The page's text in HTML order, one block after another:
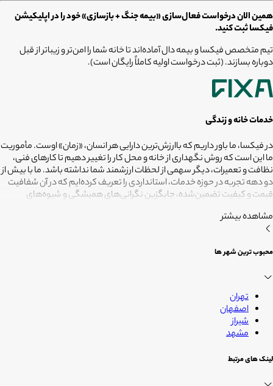
همین الان درخواست فعال‌سازی «بیمه جنگ + بازسازی» خود را در اپلیکیشن
فیکسا ثبت کنید.
تیم متخصص فیکسا و بیمه دال آماده‌اند تا خانه شما را امن‌تر و زیباتر از قبل
دوباره بسازند. (ثبت درخواست اولیه کاملاً رایگان است).
خدمات خانه و زندگی
در فیکسا، ما باور داریم که باارزش‌ترین دارایی هر انسان، «زمان» اوست. مأموریت
ما این است که روش نگهداری از خانه و محل کار را تغییر دهیم تا کارهای فنی،
نظافت و تعمیرات، دیگر سهمی از لحظات ارزشمند شما نداشته باشد. ما با بیش از
دو دهه تجربه در حوزه خدمات، استانداردی را تعریف کرده‌ایم که در آن شفافیت
قیمت و کیفیت تضمین‌شده، جایگزین نگرانی‌های همیشگی و شیوه‌های
متخصصانی بسپاریم که از فیلترهای سخت‌گیرانه رد شده‌اند تا نتیجه نهایی،
دقیقاً همان فضای امن و بی‌دغدغه‌ای باشد که همیشه برای آرامش خود
آنکه شما فرصت بیشتری برای زندگی کردن داشته باشید؛ فیکسا، زمانی برای
مشاهده بیشتر
محبوب ترین شهر ها
تهران
اصفهان
شیراز
مشهد
لینک های مرتبط